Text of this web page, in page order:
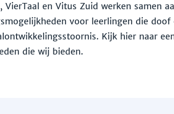
VierTaal en Vitus Zuid werken samen
voor leerlingen die
Kijk hier naar
die wij bieden.